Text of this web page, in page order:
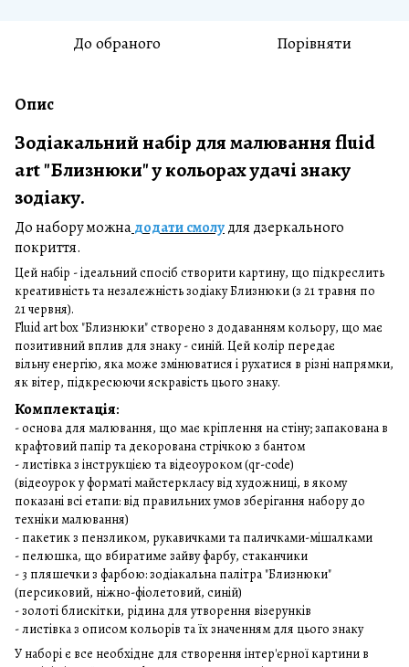
До обраного Порівняти
Опис
Зодіакальний набір для малювання fluid
art "Близнюки" у кольорах удачі знаку
зодіаку.
До набору можнадодати смолудля дзеркального
покриття.
Цей набір - ідеальний спосіб створити картину, що підкреслить
креативність та незалежність зодіаку Близнюки (з 21 травня по
21 червня).
Fluid art box "Близнюки" створено з додаванням кольору, що має
позитивний вплив для знаку - синій. Цей колір передає
вільну енергію, яка може змінюватися і рухатися в різні напрямки,
як вітер, підкресюючи яскравість цього знаку.
Комплектація:
- основа для малювання, що має кріплення на стіну; запакована в
крафтовий папір та декорована стрічкою з бантом
- листівка з інструкцією та відеоуроком (qr-code)
(відеоурок у форматі майстеркласу від художниці, в якому
показані всі етапи: від правильних умов зберігання набору до
техніки малювання)
- пакетик з пензликом, рукавичками та паличками-мішалками
- пелюшка, що вбиратиме зайву фарбу, стаканчики
- 3 пляшечки з фарбою: зодіакальна палітра "Близнюки"
(персиковий, ніжно-фіолетовий, синій)
- золоті блискітки, рідина для утворення візерунків
- листівка з описом кольорів та їх значенням для цього знаку
У наборі є все необхідне для створення інтер'єрної картини в